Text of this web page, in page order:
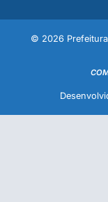
© 2026